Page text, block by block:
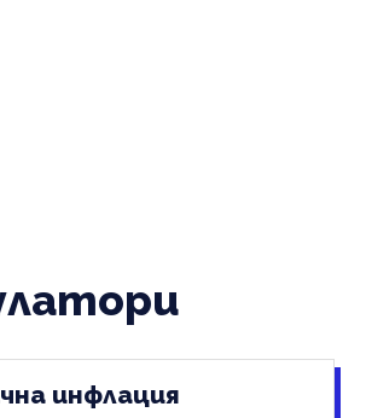
инфлация